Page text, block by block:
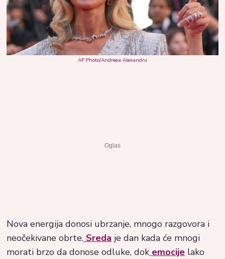
AP Photo/Andreea Alexandru
Nova energija donosi ubrzanje, mnogo razgovora i
neočekivane obrte. Sreda je dan kada će mnogi
morati brzo da donose odluke, dok emocije lako